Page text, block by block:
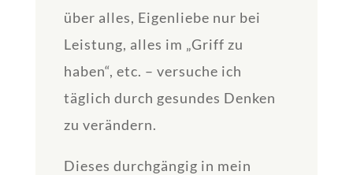
über alles, Eigenliebe nur bei
Leistung, alles im „Griff zu
haben“, etc. – versuche ich
täglich durch gesundes Denken
zu verändern.
Dieses durchgängig in mein